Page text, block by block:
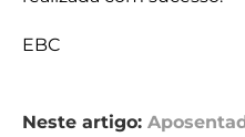
EBC
Neste artigo: